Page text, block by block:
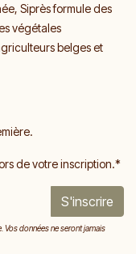
Siprès formule des
végétales
belges et
de votre inscription.*
S'inscrire
Vos données ne seront jamais